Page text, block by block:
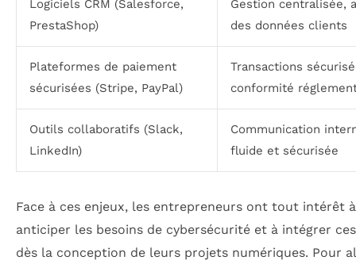
Logiciels CRM (Salesforce,
PrestaShop)
Gestion centralisée,
des données clients
Plateformes de paiement
sécurisées (Stripe, PayPal)
Transactions
conformité
Outils collaboratifs (Slack,
LinkedIn)
Communication
fluide et sécurisée
Face à ces enjeux, les entrepreneurs ont tout intérêt à
anticiper les besoins de cybersécurité et à intégrer
dès la conception de leurs projets numériques. Pour